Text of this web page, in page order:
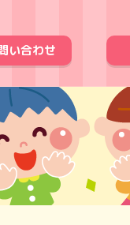
い合わせ